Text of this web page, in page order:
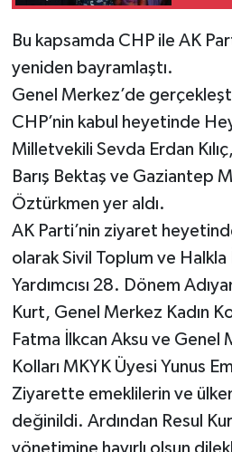
Bu kapsamda CHP ile AK
yeniden bayramlaştı.
Genel Merkez’de
CHP’nin kabul heyetinde
Milletvekili Sevda Erdan
Barış Bektaş ve Gaziantep
Öztürkmen yer aldı.
AK Parti’nin ziyaret
olarak Sivil Toplum ve Halkla
Yardımcısı 28. Dönem
Kurt, Genel Merkez Kadın
Fatma İlkcan Aksu ve Genel
Kolları MKYK Üyesi Yunus
Ziyarette emeklilerin ve
değinildi. Ardından Resul
yönetimine hayırlı olsun